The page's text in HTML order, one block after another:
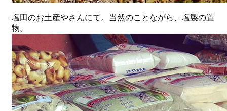
塩田のお土産やさんにて。当然のことながら、塩製の置
物。